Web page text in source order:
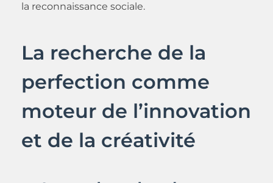
la reconnaissance sociale.
La recherche de la
perfection comme
moteur de l’innovation
et de la créativité